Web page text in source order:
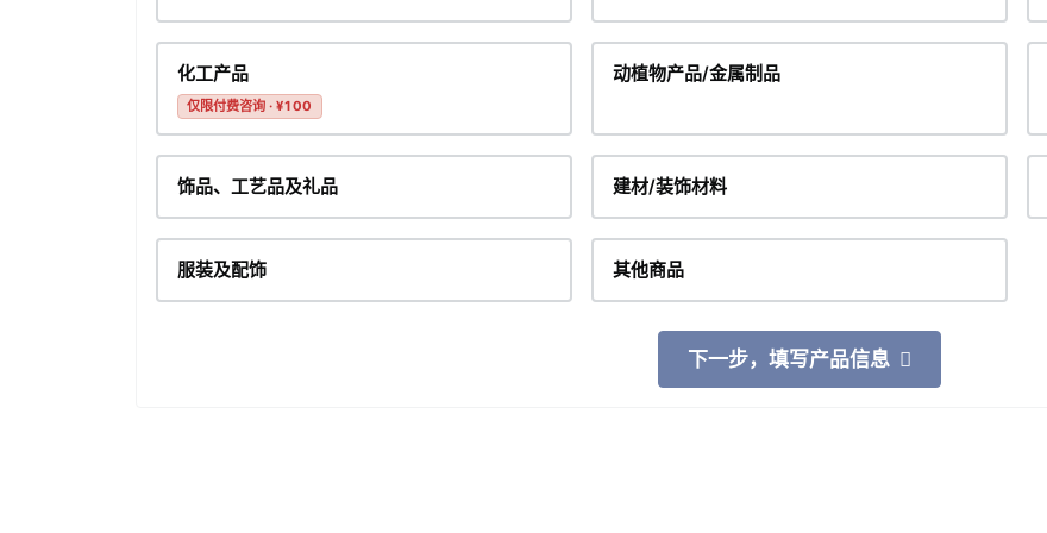
化工产品
仅限付费咨询 · ¥100
动植物产品/金属制品
饰品、工艺品及礼品 建材/装饰材料
服装及配饰 其他商品
下一步，填写产品信息